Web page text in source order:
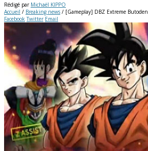
Rédigé par Michaël KIPPO
Accueil / Breaking news / [Gameplay] DBZ Extreme Butoden
Facebook Twitter Email